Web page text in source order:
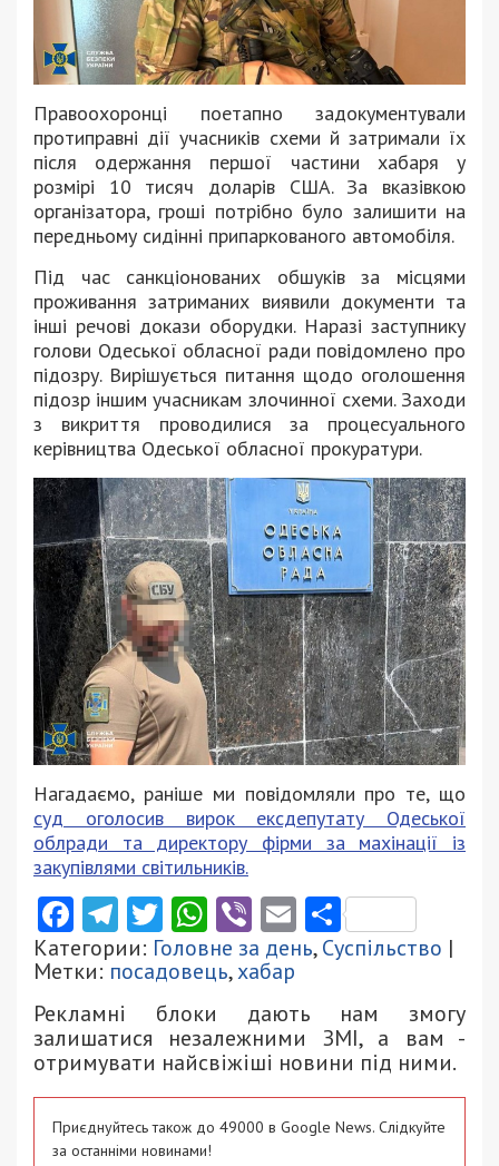
Правоохоронці поетапно задокументували
протиправні дії учасників схеми й затримали їх
після одержання першої частини хабаря у
розмірі 10 тисяч доларів США. За вказівкою
організатора, гроші потрібно було залишити на
передньому сидінні припаркованого автомобіля.
Під час санкціонованих обшуків за місцями
проживання затриманих виявили документи та
інші речові докази оборудки. Наразі заступнику
голови Одеської обласної ради повідомлено про
підозру. Вирішується питання щодо оголошення
підозр іншим учасникам злочинної схеми. Заходи
з викриття проводилися за процесуального
керівництва Одеської обласної прокуратури.
Нагадаємо, раніше ми повідомляли про те, що
суд оголосив вирок ексдепутату Одеської
облради та директору фірми за махінації із
закупівлями світильників.
Facebook
Telegram
Twitter
WhatsApp
ViberEmail
Категории: Головне за день,Суспільство |
Метки: посадовець,хабар
Рекламні блоки дають нам змогу
залишатися незалежними ЗМІ, а вам -
отримувати найсвіжіші новини під ними.
Приєднуйтесь також до 49000 в Google News. Слідкуйте
за останніми новинами!